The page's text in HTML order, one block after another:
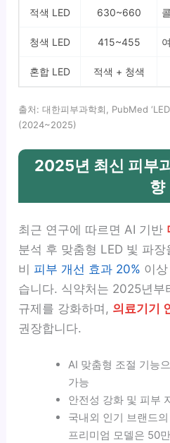
적색 LED 630~660
청색 LED 415~455
혼합 LED 적색 + 청색
출처: 대한피부과학회, PubMed
(2024~2025)
2025년 최신 피부
향
최근 연구에 따르면 AI 기반
분석 후 맞춤형 LED 빛 파
비 피부 개선 효과 20% 이
습니다. 식약처는 2025년부
규제를 강화하며, 의료기기
권장합니다.
AI 맞춤형 조절 기능
가능
안전성 강화 및 피부
국내외 인기 브랜드
프리미엄 모델은 50